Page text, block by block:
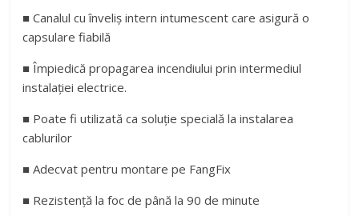
■ Canalul cu înveliș intern intumescent care asigură o
capsulare fiabilă
■ Împiedică propagarea incendiului prin intermediul
instalației electrice.
■ Poate fi utilizată ca soluție specială la instalarea
cablurilor
■ Adecvat pentru montare pe FangFix
■ Rezistență la foc de până la 90 de minute